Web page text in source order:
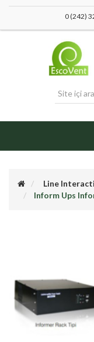
0 (242)
Line
Inform Ups